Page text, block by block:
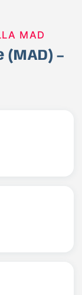
MAD
–